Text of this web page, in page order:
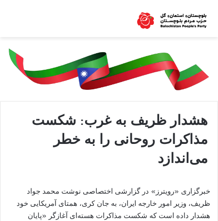
هشدار ظریف به غرب: شکست
مذاکرات روحانی را به خطر
می‌اندازد
خبرگزاری «رویترز» در گزارشی اختصاصی نوشت محمد جواد
ظریف، وزیر امور خارجه ایران، به جان کری، همتای آمریکایی خود
هشدار داده است که شکست مذاکرات هسته‌ای آغازگر «پایان